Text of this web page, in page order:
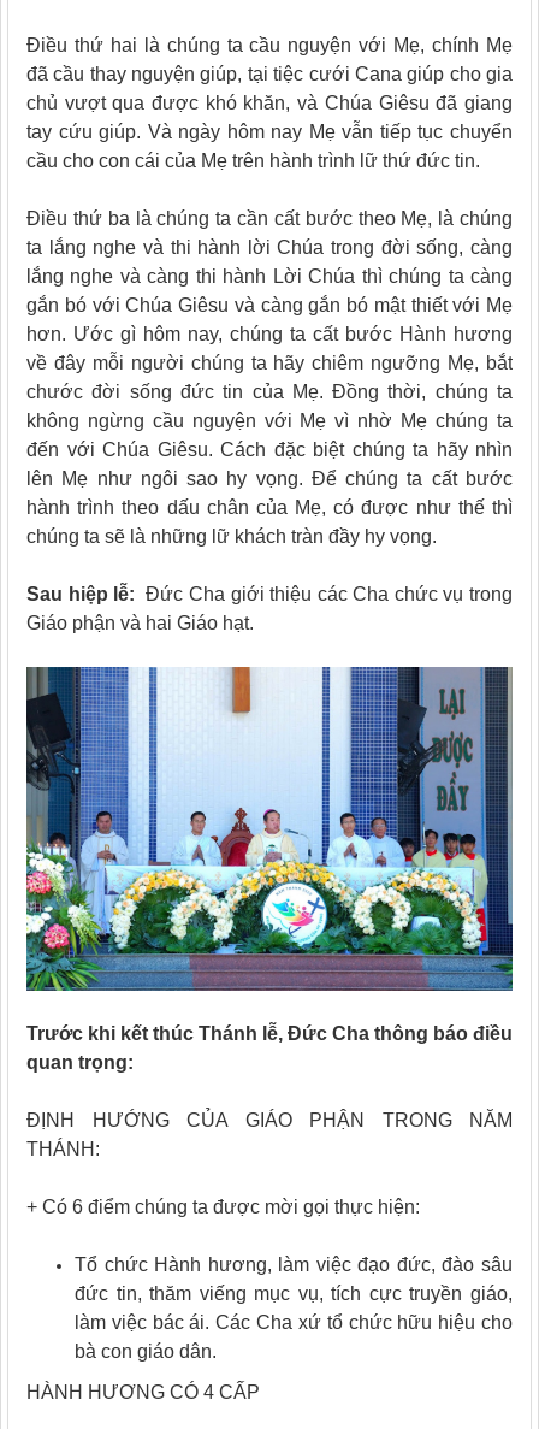
Điều thứ hai là chúng ta cầu nguyện với Mẹ, chính Mẹ
đã cầu thay nguyện giúp, tại tiệc cưới Cana giúp cho gia
chủ vượt qua được khó khăn, và Chúa Giêsu đã giang
tay cứu giúp. Và ngày hôm nay Mẹ vẫn tiếp tục chuyển
cầu cho con cái của Mẹ trên hành trình lữ thứ đức tin.
Điều thứ ba là chúng ta cần cất bước theo Mẹ, là chúng
ta lắng nghe và thi hành lời Chúa trong đời sống, càng
lắng nghe và càng thi hành Lời Chúa thì chúng ta càng
gắn bó với Chúa Giêsu và càng gắn bó mật thiết với Mẹ
hơn. Ước gì hôm nay, chúng ta cất bước Hành hương
về đây mỗi người chúng ta hãy chiêm ngưỡng Mẹ, bắt
chước đời sống đức tin của Mẹ. Đồng thời, chúng ta
không ngừng cầu nguyện với Mẹ vì nhờ Mẹ chúng ta
đến với Chúa Giêsu. Cách đặc biệt chúng ta hãy nhìn
lên Mẹ như ngôi sao hy vọng. Để chúng ta cất bước
hành trình theo dấu chân của Mẹ, có được như thế thì
chúng ta sẽ là những lữ khách tràn đầy hy vọng.
Sau hiệp lễ: Đức Cha giới thiệu các Cha chức vụ trong
Giáo phận và hai Giáo hạt.
Trước khi kết thúc Thánh lễ, Đức Cha thông báo điều
quan trọng:
ĐỊNH HƯỚNG CỦA GIÁO PHẬN TRONG NĂM
THÁNH:
+ Có 6 điểm chúng ta được mời gọi thực hiện:
Tổ chức Hành hương, làm việc đạo đức, đào sâu
đức tin, thăm viếng mục vụ, tích cực truyền giáo,
làm việc bác ái. Các Cha xứ tổ chức hữu hiệu cho
bà con giáo dân.
HÀNH HƯƠNG CÓ 4 CẤP